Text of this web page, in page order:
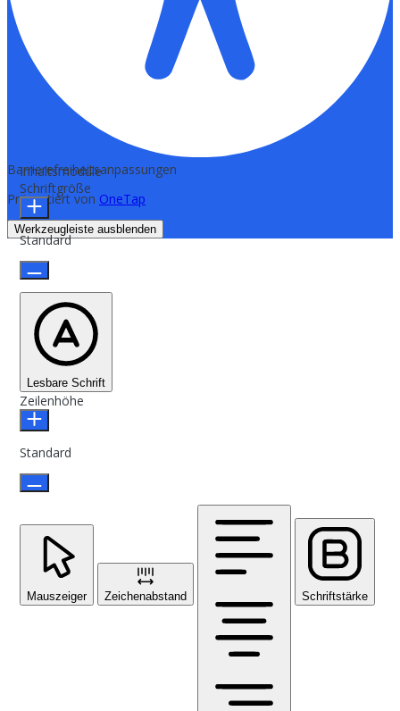
Barrierefreiheitsanpassungen
Präsentiert von OneTap
Werkzeugleiste ausblenden
Inhaltsmodule
Schriftgröße
Standard
Lesbare Schrift
Zeilenhöhe
Standard
Mauszeiger Zeichenabstand Schriftstärke